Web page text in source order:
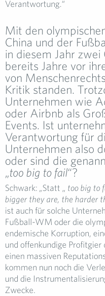
Verantwortung.“
Mit den
China und der
in diesem Jahr zwei
bereits Jahre vor
von
Kritik standen.
Unternehmen wie
oder Airbnb als
Events. Ist
Verantwortung für
Unternehmen also
oder sind die
„too big to fail“?
Schwark: „Statt „ too big to
bigger they are, the harder
ist auch für solche
Fußball-WM oder die
endemische Korruption,
und offenkundige Profitgier
einen massiven
kommen nun noch die
und die
Zwecke.